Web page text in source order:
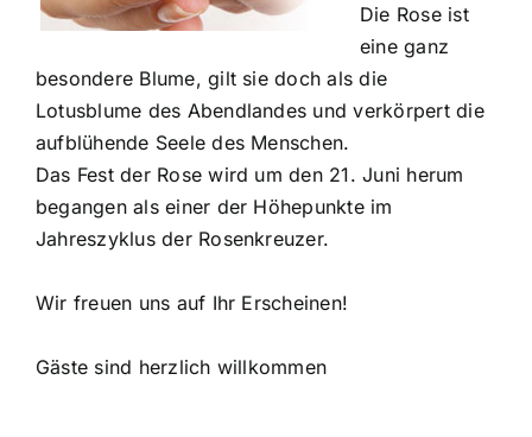
Die Rose ist
eine ganz
besondere Blume, gilt sie doch als die
Lotusblume des Abendlandes und verkörpert die
aufblühende Seele des Menschen.
Das Fest der Rose wird um den 21. Juni herum
begangen als einer der Höhepunkte im
Jahreszyklus der Rosenkreuzer.
Wir freuen uns auf Ihr Erscheinen!
Gäste sind herzlich willkommen